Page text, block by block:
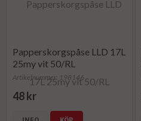
Papperskorgspåse LLD 17L
25my vit 50/RL
Artikelnummer: 198146
48 kr